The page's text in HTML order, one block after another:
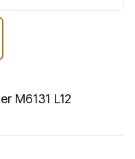
M6131 L12